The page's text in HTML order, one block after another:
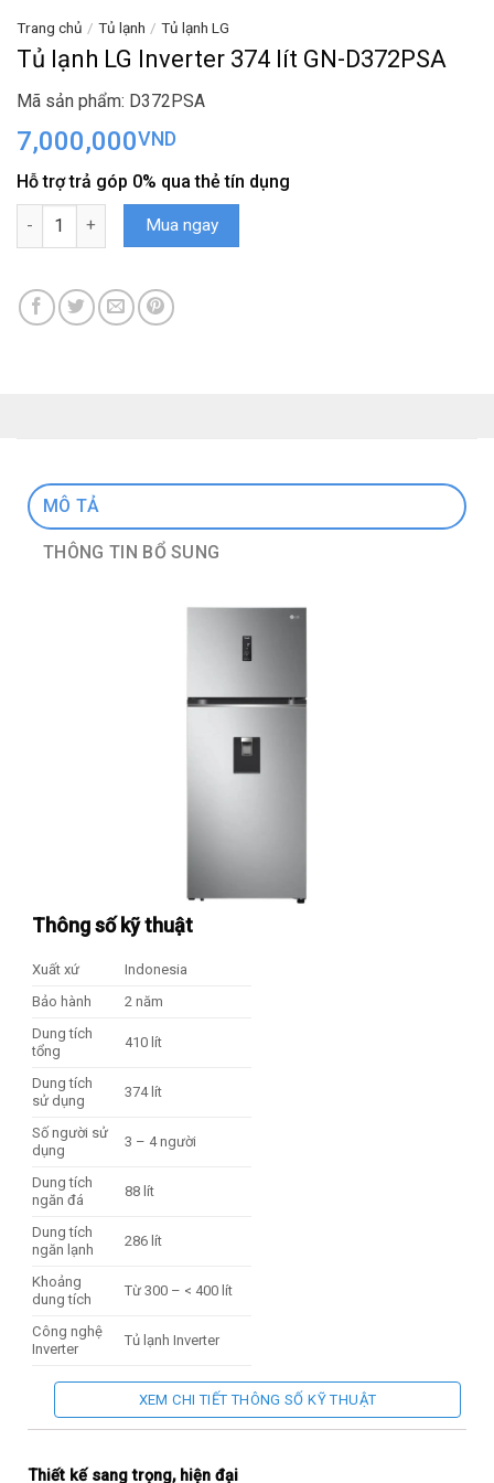
Trang chủ / Tủ lạnh / Tủ lạnh LG
Tủ lạnh LG Inverter 374 lít GN-D372PSA
Mã sản phẩm: D372PSA
7,000,000VND
Hỗ trợ trả góp 0% qua thẻ tín dụng
Tủ lạnh LG Inverter 374 lít GN-D372PSA số lượng
Mua ngay
MÔ TẢ
THÔNG TIN BỔ SUNG
Thông số kỹ thuật
Xuất xứ
Indonesia
Bảo hành
2 năm
Dung tích
tổng
410 lít
Dung tích
sử dụng
374 lít
Số người sử
dụng
3 – 4 người
Dung tích
ngăn đá
88 lít
Dung tích
ngăn lạnh
286 lít
Khoảng
dung tích
Từ 300 – < 400 lít
Công nghệ
Inverter
Tủ lạnh Inverter
Chế độ tiết
Door Cooling,
lạnh đa chiều
XEM CHI TIẾT THÔNG SỐ KỸ THUẬT
Thiết kế sang trọng, hiện đại